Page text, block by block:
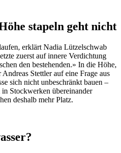
stapeln geht nicht
erklärt Nadia Lützelschwab
zuerst auf innere Verdichtung
den bestehenden.» In die Höhe,
Stettler auf eine Frage aus
sich nicht unbeschränkt bauen –
Stockwerken übereinander
deshalb mehr Platz.